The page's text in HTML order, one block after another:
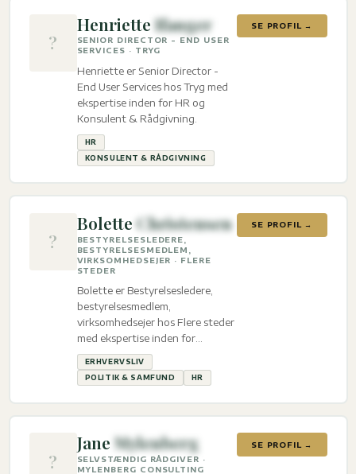
?
HenrietteIfanger
SENIOR DIRECTOR - END USER
SERVICES · TRYG
Henriette er Senior Director -
End User Services hos Tryg med
ekspertise inden for HR og
Konsulent & Rådgivning.
HR
KONSULENT & RÅDGIVNING
SE PROFIL →
?
BoletteChristensen
BESTYRELSESLEDERE,
BESTYRELSESMEDLEM,
VIRKSOMHEDSEJER · FLERE
STEDER
Bolette er Bestyrelsesledere,
bestyrelsesmedlem,
virksomhedsejer hos Flere steder
med ekspertise inden for
Erhvervsliv, Politik & Samfund
og HR.
ERHVERVSLIV
POLITIK & SAMFUND
HR
SE PROFIL →
?
Jane Mylenberg
SELVSTÆNDIG RÅDGIVER ·
MYLENBERG CONSULTING
SE PROFIL →